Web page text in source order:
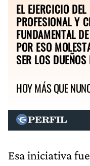
EL EJERCICIO
PROFESIONAL Y
FUNDAMENTAL
POR ESO
SER LOS
HOY MÁS QUE
Esa iniciativa